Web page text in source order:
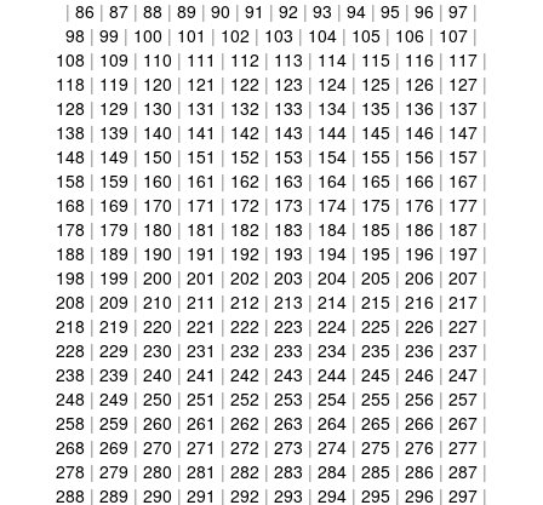
| 86 | 87 | 88 | 89 | 90 | 91 | 92 | 93 | 94 | 95 | 96 | 97 |
98 | 99 | 100 | 101 | 102 | 103 | 104 | 105 | 106 | 107 |
108 | 109 | 110 | 111 | 112 | 113 | 114 | 115 | 116 | 117 |
118 | 119 | 120 | 121 | 122 | 123 | 124 | 125 | 126 | 127 |
128 | 129 | 130 | 131 | 132 | 133 | 134 | 135 | 136 | 137 |
138 | 139 | 140 | 141 | 142 | 143 | 144 | 145 | 146 | 147 |
148 | 149 | 150 | 151 | 152 | 153 | 154 | 155 | 156 | 157 |
158 | 159 | 160 | 161 | 162 | 163 | 164 | 165 | 166 | 167 |
168 | 169 | 170 | 171 | 172 | 173 | 174 | 175 | 176 | 177 |
178 | 179 | 180 | 181 | 182 | 183 | 184 | 185 | 186 | 187 |
188 | 189 | 190 | 191 | 192 | 193 | 194 | 195 | 196 | 197 |
198 | 199 | 200 | 201 | 202 | 203 | 204 | 205 | 206 | 207 |
208 | 209 | 210 | 211 | 212 | 213 | 214 | 215 | 216 | 217 |
218 | 219 | 220 | 221 | 222 | 223 | 224 | 225 | 226 | 227 |
228 | 229 | 230 | 231 | 232 | 233 | 234 | 235 | 236 | 237 |
238 | 239 | 240 | 241 | 242 | 243 | 244 | 245 | 246 | 247 |
248 | 249 | 250 | 251 | 252 | 253 | 254 | 255 | 256 | 257 |
258 | 259 | 260 | 261 | 262 | 263 | 264 | 265 | 266 | 267 |
268 | 269 | 270 | 271 | 272 | 273 | 274 | 275 | 276 | 277 |
278 | 279 | 280 | 281 | 282 | 283 | 284 | 285 | 286 | 287 |
288 | 289 | 290 | 291 | 292 | 293 | 294 | 295 | 296 | 297 |